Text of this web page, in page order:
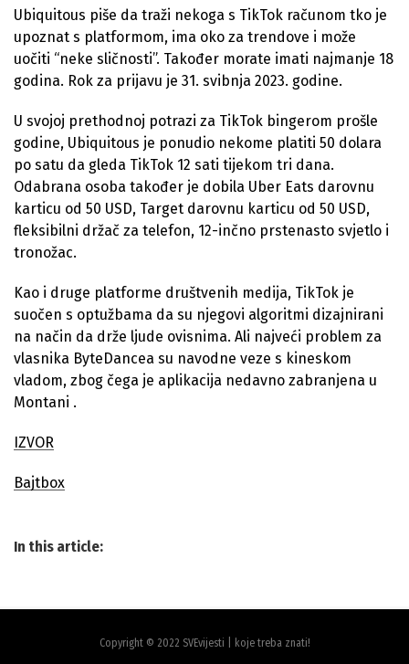
Ubiquitous piše da traži nekoga s TikTok računom tko je
upoznat s platformom, ima oko za trendove i može
uočiti “neke sličnosti”. Također morate imati najmanje 18
godina. Rok za prijavu je 31. svibnja 2023. godine.
U svojoj prethodnoj potrazi za TikTok bingerom prošle
godine, Ubiquitous je ponudio nekome platiti 50 dolara
po satu da gleda TikTok 12 sati tijekom tri dana.
Odabrana osoba također je dobila Uber Eats darovnu
karticu od 50 USD, Target darovnu karticu od 50 USD,
fleksibilni držač za telefon, 12-inčno prstenasto svjetlo i
tronožac.
Kao i druge platforme društvenih medija, TikTok je
suočen s optužbama da su njegovi algoritmi dizajnirani
na način da drže ljude ovisnima. Ali najveći problem za
vlasnika ByteDancea su navodne veze s kineskom
vladom, zbog čega je aplikacija nedavno zabranjena u
Montani .
IZVOR
Bajtbox
In this article:
Copyright © 2022 SVEvijesti | koje treba znati!